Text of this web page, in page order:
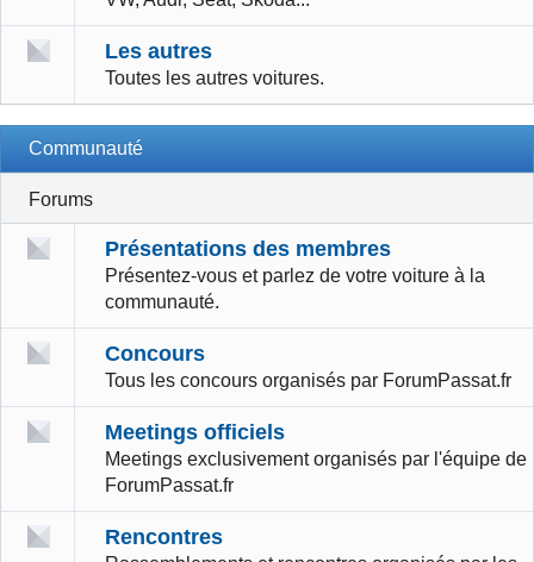
Les autres
Toutes les autres voitures.
Communauté
Forums
Présentations des membres
Présentez-vous et parlez de votre voiture à la
communauté.
Concours
Tous les concours organisés par ForumPassat.fr
Meetings officiels
Meetings exclusivement organisés par l'équipe de
ForumPassat.fr
Rencontres